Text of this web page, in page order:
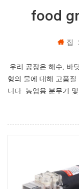
food
집
우리 공장은 해수, 바
형의 물에 대해 고품
니다. 농업용 분무기